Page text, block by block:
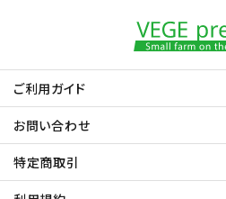
ご利用ガイド
お問い合わせ
特定商取引